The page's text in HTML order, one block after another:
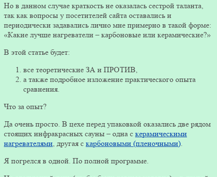
Но в данном случае краткость не оказалась сестрой таланта,
так как вопросы у посетителей сайта оставались и
периодически задавались лично мне примерно в такой форме:
«Какие лучше нагреватели – карбоновые или керамические?»
В этой статье будет:
все теоретические ЗА и ПРОТИВ,
а также подробное изложение практического опыта
сравнения.
Что за опыт?
Да очень просто. В цехе перед упаковкой оказались две рядом
стоящих инфракрасных сауны – одна с керамическими
нагревателями, другая с карбоновыми (пленочными).
Я погрелся в одной. По полной программе.